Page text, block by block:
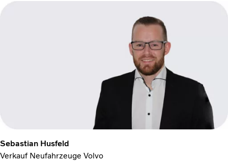
Sebastian Husfeld
Verkauf Neufahrzeuge Volvo